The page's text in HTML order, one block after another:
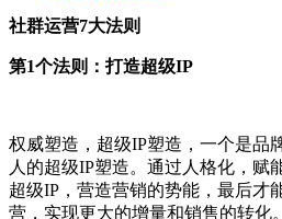
社群运营7大法则
第1个法则：打造超级IP
权威塑造，超级IP塑造，一个是品
人的超级IP塑造。通过人格化，赋
超级IP，营造营销的势能，最后才
营，实现更大的增量和销售的转化。